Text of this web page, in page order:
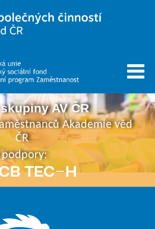
AV ČR
Akademie věd
ČR
podpory: